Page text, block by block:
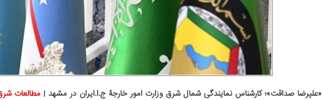
«علیرضا صداقت»؛ کارشناس نمایندگی شمال شرق وزارت امور خارجۀ ج.ا.ایران در مشهد | مطالعات